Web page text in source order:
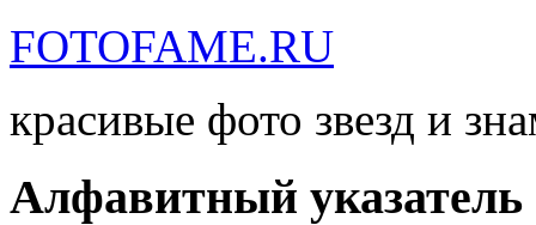
FOTOFAME.RU
красивые фото звезд и
Алфавитный указатель